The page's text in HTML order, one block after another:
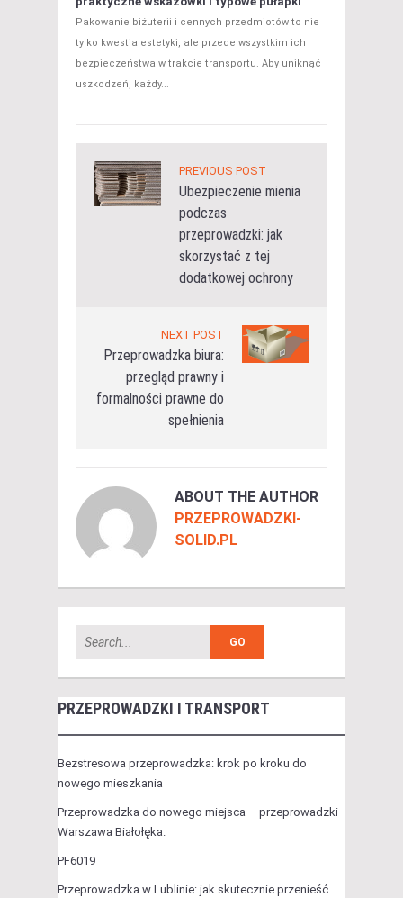
Pakowanie biżuterii i cennych przedmiotów to nie
tylko kwestia estetyki, ale przede wszystkim ich
bezpieczeństwa w trakcie transportu. Aby uniknąć
uszkodzeń, każdy...
PREVIOUS POST
Ubezpieczenie mienia
podczas
przeprowadzki: jak
skorzystać z tej
dodatkowej ochrony
NEXT POST
Przeprowadzka biura:
przegląd prawny i
formalności prawne do
spełnienia
ABOUT THE AUTHOR
PRZEPROWADZKI-
SOLID.PL
PRZEPROWADZKI I TRANSPORT
Bezstresowa przeprowadzka: krok po kroku do
nowego mieszkania
Przeprowadzka do nowego miejsca – przeprowadzki
Warszawa Białołęka.
PF6019
Przeprowadzka w Lublinie: jak skutecznie przenieść